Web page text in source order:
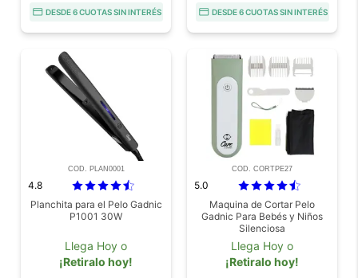
DESDE 6 CUOTAS SIN INTERÉS DESDE 6 CUOTAS SIN INTERÉS
COD. PLAN0001
4.8
Planchita para el Pelo Gadnic
P1001 30W
Llega Hoy o
¡Retiralo hoy!
COD. CORTPE27
5.0
Maquina de Cortar Pelo
Gadnic Para Bebés y Niños
Silenciosa
Llega Hoy o
¡Retiralo hoy!